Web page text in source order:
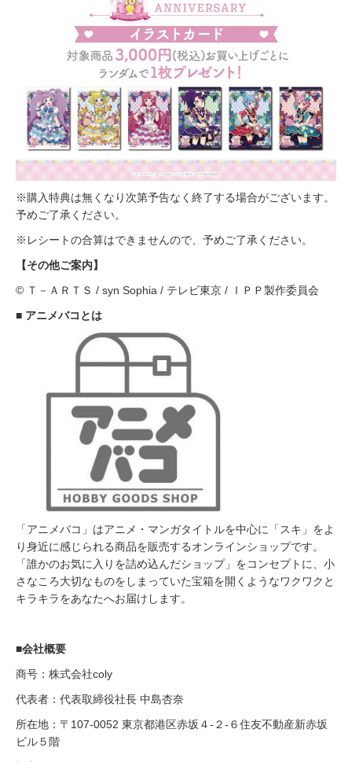
※購入特典は無くなり次第予告なく終了する場合がございます。
予めご了承ください。
※レシートの合算はできませんので、予めご了承ください。
【その他ご案内】
© Ｔ－ＡＲＴＳ / syn Sophia / テレビ東京 / ＩＰＰ製作委員会
■ アニメバコとは
「アニメバコ」はアニメ・マンガタイトルを中心に「スキ」をよ
り身近に感じられる商品を販売するオンラインショップです。
「誰かのお気に入りを詰め込んだショップ」をコンセプトに、小
さなころ大切なものをしまっていた宝箱を開くようなワクワクと
キラキラをあなたへお届けします。
■会社概要
商号：株式会社coly
代表者：代表取締役社長 中島杏奈
所在地：〒107-0052 東京都港区赤坂４-２-６住友不動産新赤坂
ビル５階